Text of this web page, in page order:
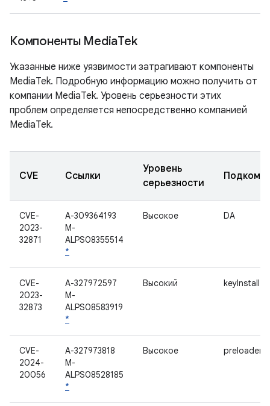
Компоненты MediaTek
Указанные ниже уязвимости затрагивают компоненты
MediaTek. Подробную информацию можно получить от
компании MediaTek. Уровень серьезности этих
проблем определяется непосредственно компанией
MediaTek.
CVE Ссылки
Уровень
серьезности
CVE-
2023-
32871
A-309364193
M-
ALPS08355514
*
Высокое DA
CVE-
2023-
32873
A-327972597
M-
ALPS08583919
*
Высокий keyInstall
CVE-
2024-
20056
A-327973818
M-
ALPS08528185
*
Высокое preloader